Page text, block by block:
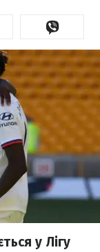
у Лігу